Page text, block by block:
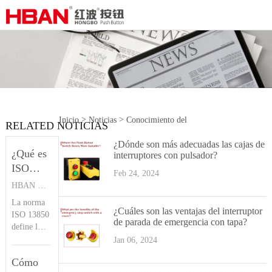
RELATED NOTICIAS
¿Qué es
ISO
13850?
Botón
pulsador
HBAN
La norma
ISO 13850
define los
de la funci
Cómo
Inicio> Noticias> Conocimiento del
producto
¿Dónde son más adecuadas las cajas de
interruptores con pulsador?
Feb 24, 2024
¿Cuáles son las ventajas del interruptor
de parada de emergencia con tapa?
Jan 06, 2024